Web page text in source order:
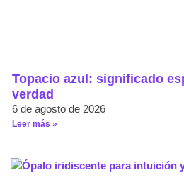
Topacio azul: significado
verdad
6 de agosto de 2026
Leer más »